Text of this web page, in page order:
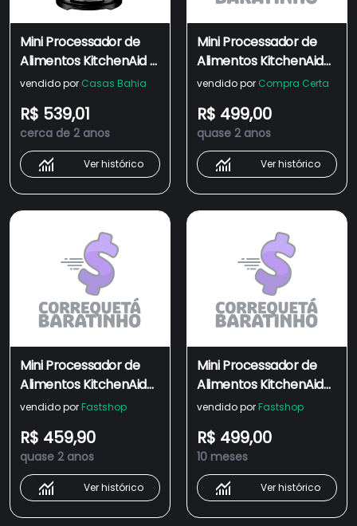
Mini Processador de
Alimentos KitchenAid -
KJA03BE
vendido por Casas Bahia
R$ 539,01
cerca de 2 anos
Ver histórico
Mini Processador de
Alimentos KitchenAid
Onyx Black - KJA03BE
vendido por Compra Certa
R$ 499,00
quase 2 anos
Ver histórico
Mini Processador de
Alimentos KitchenAid
Empire Red com 02
Capacidade de 0,8
Litros - KJA03BV
vendido por Fastshop
R$ 459,90
quase 2 anos
Ver histórico
Mini Processador de
Alimentos KitchenAid
Empire Red com 02
Capacidade de 0,8
Litros - KJA03BV
vendido por Fastshop
R$ 499,00
10 meses
Ver histórico